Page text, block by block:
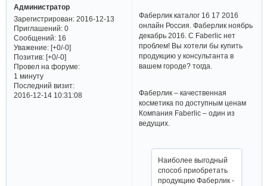
Администратор
Зарегистрирован: 2016-12-13
Приглашений:0
Сообщений:16
Уважение: [+0/-0]
Позитив: [+0/-0]
Провел на форуме:
1 минуту
Последний визит:
2016-12-14 10:31:08
Фаберлик каталог 16 17 2016
онлайн Россия. Фаберлик ноябрь
декабрь 2016. С Faberlic нет
проблем! Вы хотели бы купить
продукцию у консультанта в
вашем городе? тогда.
Фаберлик – качественная
косметика по доступным ценам
Компания Faberlic – один из
ведущих.
Наиболее выгодный
способ приобретать
продукцию Фаберлик -